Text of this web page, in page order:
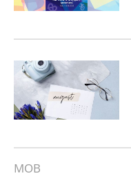
MOB